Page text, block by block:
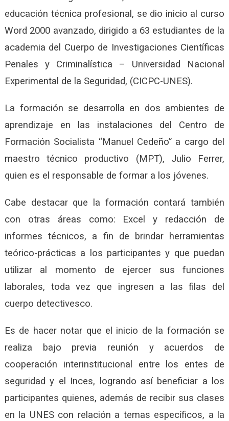
educación técnica profesional, se dio inicio al curso
Word 2000 avanzado, dirigido a 63 estudiantes de la
academia del Cuerpo de Investigaciones Científicas
Penales y Criminalística – Universidad Nacional
Experimental de la Seguridad, (CICPC-UNES).
La formación se desarrolla en dos ambientes de
aprendizaje en las instalaciones del Centro de
Formación Socialista “Manuel Cedeño” a cargo del
maestro técnico productivo (MPT), Julio Ferrer,
quien es el responsable de formar a los jóvenes.
Cabe destacar que la formación contará también
con otras áreas como: Excel y redacción de
informes técnicos, a fin de brindar herramientas
teórico-prácticas a los participantes y que puedan
utilizar al momento de ejercer sus funciones
laborales, toda vez que ingresen a las filas del
cuerpo detectivesco.
Es de hacer notar que el inicio de la formación se
realiza bajo previa reunión y acuerdos de
cooperación interinstitucional entre los entes de
seguridad y el Inces, logrando así beneficiar a los
participantes quienes, además de recibir sus clases
en la UNES con relación a temas específicos, a la